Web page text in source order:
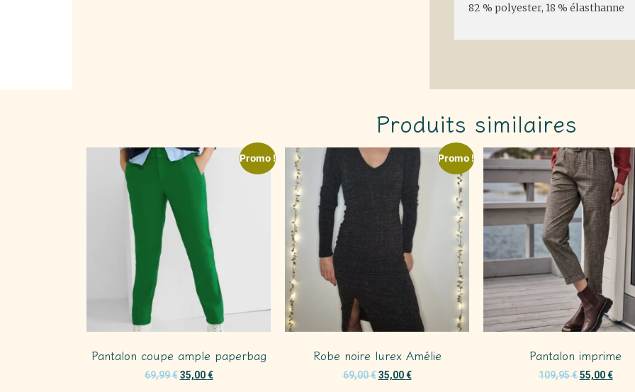
82 % polyester, 18 % élasthanne
Produits similaires
Promo !
Pantalon coupe ample paperbag
69,99€ 35,00€
Promo !
Robe noire lurex Amélie
69,00€ 35,00€
Pantalon imprime
109,95€ 55,00€